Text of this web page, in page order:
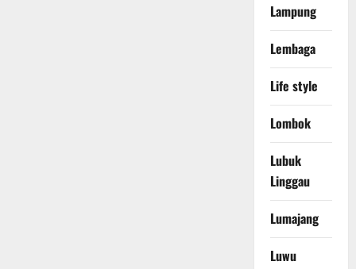
Lampung
Lembaga
Life style
Lombok
Lubuk
Linggau
Lumajang
Luwu